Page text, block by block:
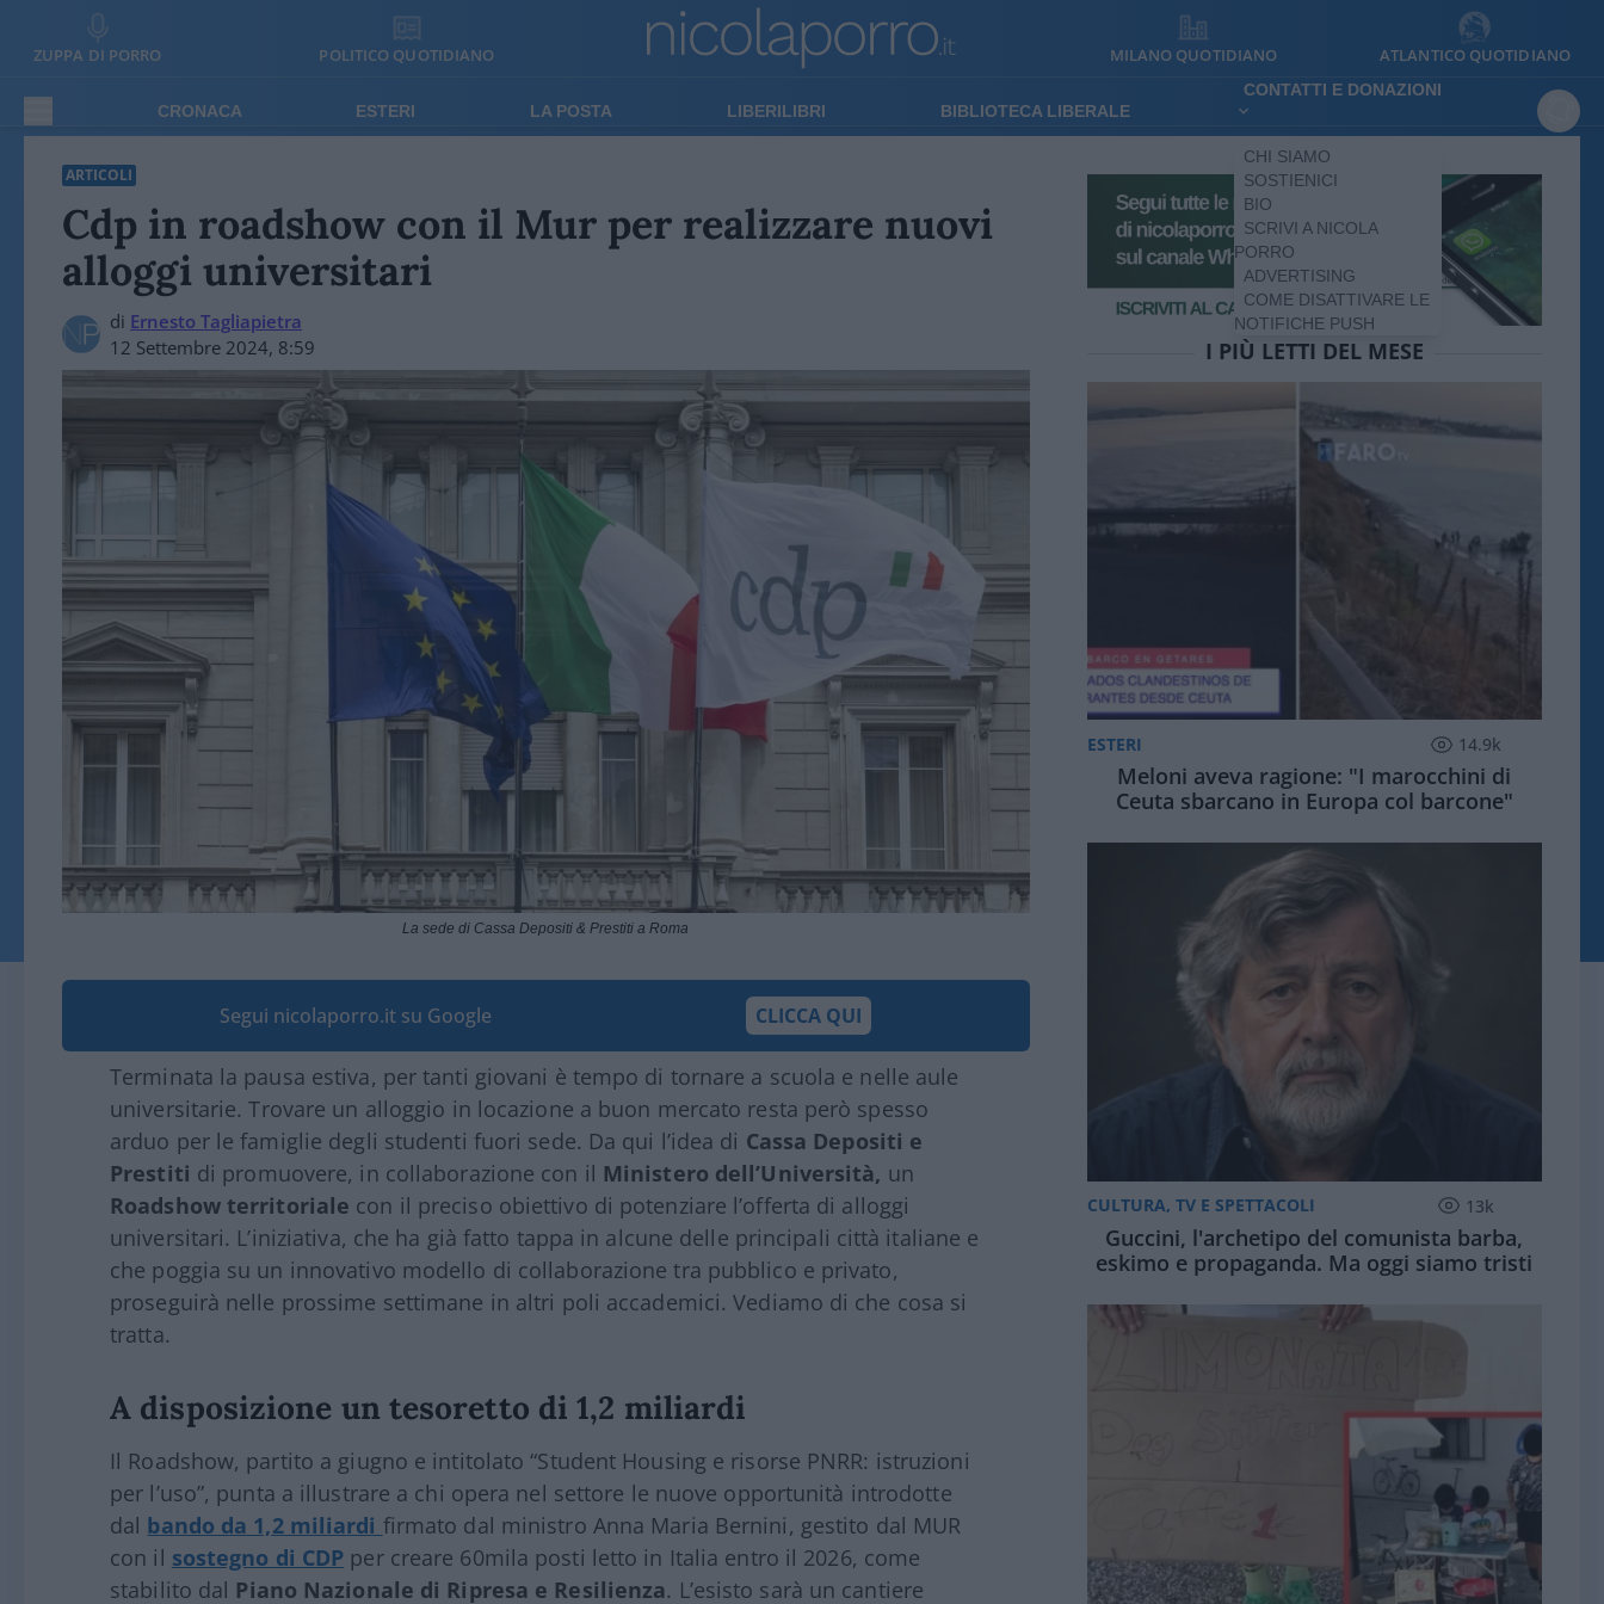
ZUPPA DI PORRO POLITICO QUOTIDIANO MILANO QUOTIDIANO ATLANTICO QUOTIDIANO
CRONACA ESTERI LA POSTA LIBERILIBRI BIBLIOTECA LIBERALE
CONTATTI E DONAZIONI
CHI SIAMO
SOSTIENICI
BIO
SCRIVI A NICOLA
PORRO
ADVERTISING
COME DISATTIVARE LE
NOTIFICHE PUSH
ARTICOLI
Cdp in roadshow con il Mur per realizzare nuovi
alloggi universitari
di Ernesto Tagliapietra
12 Settembre 2024, 8:59
La sede di Cassa Depositi & Prestiti a Roma
Segui nicolaporro.it su Google CLICCA QUI
Terminata la pausa estiva, per tanti giovani è tempo di tornare a scuola e nelle aule
universitarie. Trovare un alloggio in locazione a buon mercato resta però spesso
arduo per le famiglie degli studenti fuori sede. Da qui l’idea di Cassa Depositi e
Prestiti di promuovere, in collaborazione con il Ministero dell’Università, un
Roadshow territoriale con il preciso obiettivo di potenziare l’offerta di alloggi
universitari. L’iniziativa, che ha già fatto tappa in alcune delle principali città italiane e
che poggia su un innovativo modello di collaborazione tra pubblico e privato,
proseguirà nelle prossime settimane in altri poli accademici. Vediamo di che cosa si
tratta.
A disposizione un tesoretto di 1,2 miliardi
Il Roadshow, partito a giugno e intitolato“Student Housing e risorse PNRR: istruzioni
per l’uso”, punta a illustrare a chi opera nel settore le nuove opportunità introdotte
dal bando da 1,2 miliardi firmato dal ministro Anna Maria Bernini, gestito dal MUR
con il sostegno di CDP per creare 60mila posti letto in Italia entro il 2026, come
stabilito dal Piano Nazionale di Ripresa e Resilienza. L’esisto sarà un cantiere
I PIÙ LETTI DEL MESE
ESTERI 14.9k
Meloni aveva ragione: "I marocchini di
Ceuta sbarcano in Europa col barcone"
CULTURA, TV E SPETTACOLI 13k
Guccini, l'archetipo del comunista barba,
eskimo e propaganda. Ma oggi siamo tristi